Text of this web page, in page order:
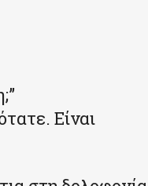
Είναι